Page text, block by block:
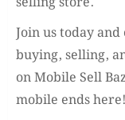
Join us today
buying, selling,
on Mobile Sell
mobile ends